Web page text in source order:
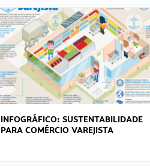
INFOGRÁFICO: SUSTENTABILIDADE
PARA COMÉRCIO VAREJISTA